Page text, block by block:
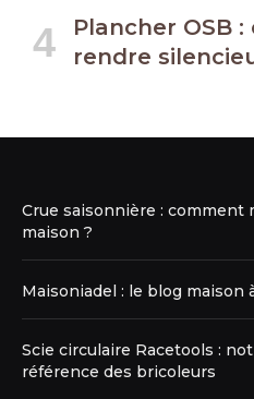
Plancher OSB
rendre
Crue saisonnière : comment
maison ?
Maisoniadel : le blog maison
Scie circulaire Racetools :
référence des bricoleurs